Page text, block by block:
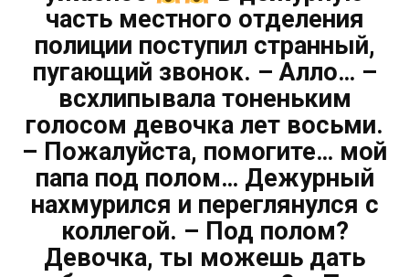
часть местного отделения
полиции поступил странный,
пугающий звонок. – Алло… –
всхлипывала тоненьким
голосом девочка лет восьми.
– Пожалуйста, помогите… мой
папа под полом… Дежурный
нахмурился и переглянулся с
коллегой. – Под полом?
Девочка, ты можешь дать